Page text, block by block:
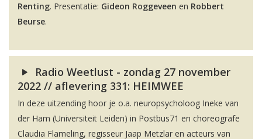
Renting. Presentatie: Gideon Roggeveen en Robbert
Beurse.
Radio Weetlust - zondag 27 november
2022 // aflevering 331: HEIMWEE
In deze uitzending hoor je o.a. neuropsycholoog Ineke van
der Ham (Universiteit Leiden) in Postbus71 en choreografe
Claudia Flameling, regisseur Jaap Metzlar en acteurs van